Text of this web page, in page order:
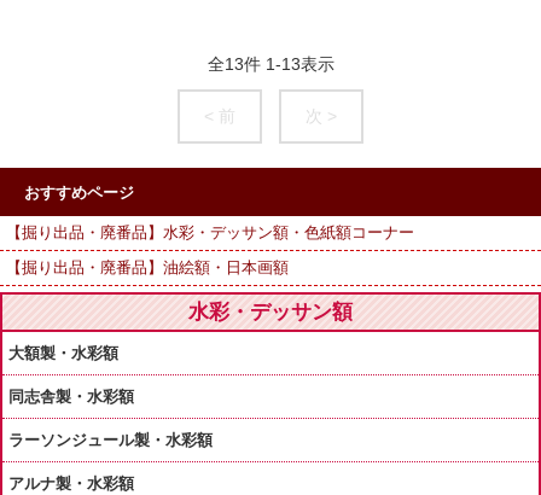
全13件 1-13表示
< 前 次 >
おすすめページ
【掘り出品・廃番品】水彩・デッサン額・色紙額コーナー
【掘り出品・廃番品】油絵額・日本画額
水彩・デッサン額
大額製・水彩額
同志舎製・水彩額
ラーソンジュール製・水彩額
アルナ製・水彩額